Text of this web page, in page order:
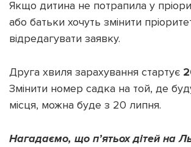
Якщо дитина не потрапила у
або батьки хочуть змінити
відредагувати заявку.
Друга хвиля зарахування стартує
Змінити номер садка на той, де
місця, можна буде з 20 липня.
Нагадаємо, що п’ятьох дітей на